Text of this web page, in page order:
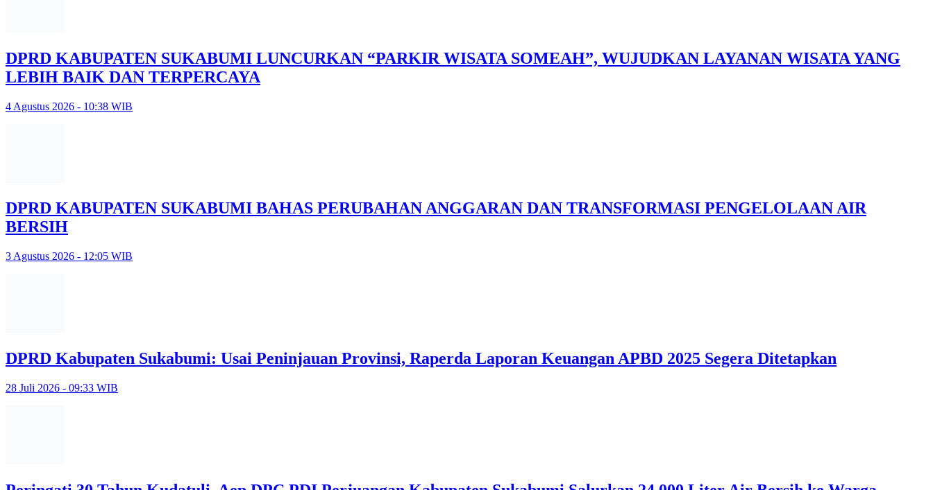
DPRD KABUPATEN SUKABUMI LUNCURKAN “PARKIR WISATA SOMEAH”, WUJUDKAN LAYANAN WISATA YANG
LEBIH BAIK DAN TERPERCAYA
4 Agustus 2026 - 10:38 WIB
DPRD KABUPATEN SUKABUMI BAHAS PERUBAHAN ANGGARAN DAN TRANSFORMASI PENGELOLAAN AIR
BERSIH
3 Agustus 2026 - 12:05 WIB
DPRD Kabupaten Sukabumi: Usai Peninjauan Provinsi, Raperda Laporan Keuangan APBD 2025 Segera Ditetapkan
28 Juli 2026 - 09:33 WIB